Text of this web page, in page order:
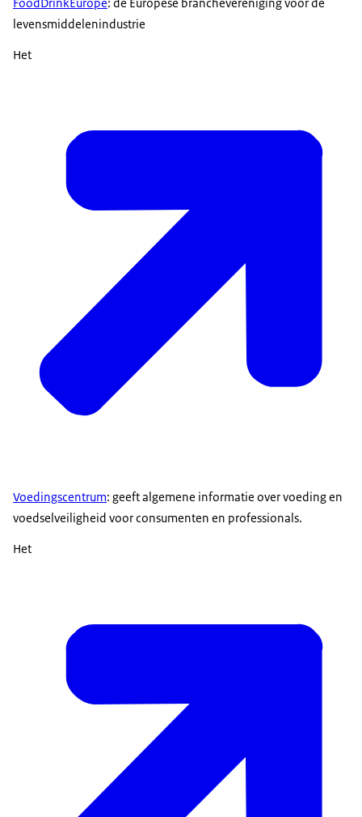
FoodDrinkEurope: de Europese branchevereniging voor de
levensmiddelenindustrie
Het
Voedingscentrum: geeft algemene informatie over voeding en
voedselveiligheid voor consumenten en professionals.
Het